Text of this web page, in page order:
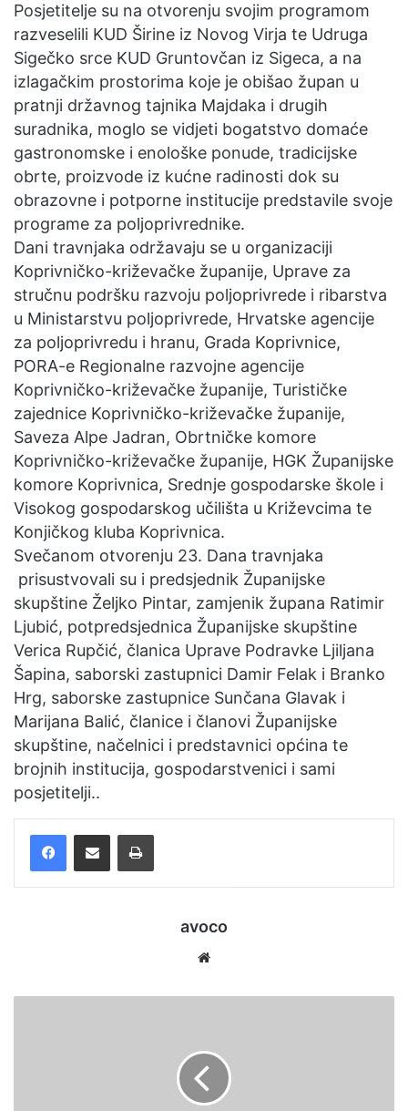
Posjetitelje su na otvorenju svojim programom
razveselili KUD Širine iz Novog Virja te Udruga
Sigečko srce KUD Gruntovčan iz Sigeca, a na
izlagačkim prostorima koje je obišao župan u
pratnji državnog tajnika Majdaka i drugih
suradnika, moglo se vidjeti bogatstvo domaće
gastronomske i enološke ponude, tradicijske
obrte, proizvode iz kućne radinosti dok su
obrazovne i potporne institucije predstavile svoje
programe za poljoprivrednike.
Dani travnjaka održavaju se u organizaciji
Koprivničko-križevačke županije, Uprave za
stručnu podršku razvoju poljoprivrede i ribarstva
u Ministarstvu poljoprivrede, Hrvatske agencije
za poljoprivredu i hranu, Grada Koprivnice,
PORA-e Regionalne razvojne agencije
Koprivničko-križevačke županije, Turističke
zajednice Koprivničko-križevačke županije,
Saveza Alpe Jadran, Obrtničke komore
Koprivničko-križevačke županije, HGK Županijske
komore Koprivnica, Srednje gospodarske škole i
Visokog gospodarskog učilišta u Križevcima te
Konjičkog kluba Koprivnica.
Svečanom otvorenju 23. Dana travnjaka
prisustvovali su i predsjednik Županijske
skupštine Željko Pintar, zamjenik župana Ratimir
Ljubić, potpredsjednica Županijske skupštine
Verica Rupčić, članica Uprave Podravke Ljiljana
Šapina, saborski zastupnici Damir Felak i Branko
Hrg, saborske zastupnice Sunčana Glavak i
Marijana Balić, članice i članovi Županijske
skupštine, načelnici i predstavnici općina te
brojnih institucija, gospodarstvenici i sami
posjetitelji..
FacebookPodijelite putem e-pošte Ispis
avoco